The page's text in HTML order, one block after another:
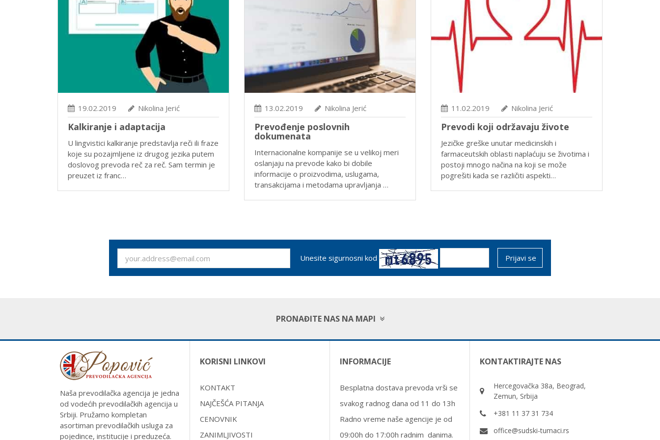
19.02.2019 Nikolina Jerić
Kalkiranje i adaptacija
U lingvistici kalkiranje predstavlja reči ili fraze
koje su pozajmljene iz drugog jezika putem
doslovog prevoda reč za reč. Sam termin je
preuzet iz franc…
13.02.2019 Nikolina Jerić
Prevođenje poslovnih
dokumenata
Internacionalne kompanije se u velikoj meri
oslanjaju na prevode kako bi dobile
informacije o proizvodima, uslugama,
transakcijama i metodama upravljanja …
11.02.2019 Nikolina Jerić
Prevodi koji održavaju živote
Jezičke greške unutar medicinskih i
farmaceutskih oblasti naplaćuju se životima i
postoji mnogo načina na koji se može
pogrešiti kada se različiti aspekti…
Unesite sigurnosni kod
PRONAĐITE NAS NA MAPI
Naša prevodilačka agencija je jedna
od vodećih prevodilačkih agencija u
Srbiji. Pružamo kompletan
asortiman prevodilačkih usluga za
pojedince, institucije i preduzeća.
KORISNI LINKOVI
KONTAKT
NAJČEŠĆA PITANJA
CENOVNIK
ZANIMLJIVOSTI
INFORMACIJE
Besplatna dostava prevoda vrši se
svakog radnog dana od 11 do 13h
Radno vreme naše agencije je od
09:00h do 17:00h radnim danima.
KONTAKTIRAJTE NAS
Hercegovačka 38a, Beograd,
Zemun, Srbija
+381 11 37 31 734
office@sudski-tumaci.rs